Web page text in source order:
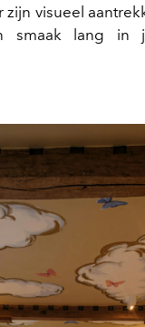
zijn visueel
smaak lang in